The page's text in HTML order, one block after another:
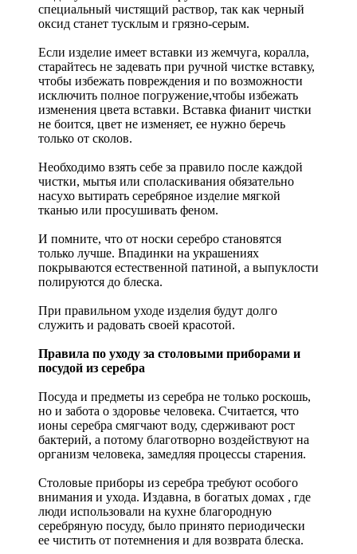
специальный чистящий раствор, так как черный
оксид станет тусклым и грязно-серым.
Если изделие имеет вставки из жемчуга, коралла,
старайтесь не задевать при ручной чистке вставку,
чтобы избежать повреждения и по возможности
исключить полное погружение,чтобы избежать
изменения цвета вставки. Вставка фианит чистки
не боится, цвет не изменяет, ее нужно беречь
только от сколов.
Необходимо взять себе за правило после каждой
чистки, мытья или споласкивания обязательно
насухо вытирать серебряное изделие мягкой
тканью или просушивать феном.
И помните, что от носки серебро становятся
только лучше. Впадинки на украшениях
покрываются естественной патиной, а выпуклости
полируются до блеска.
При правильном уходе изделия будут долго
служить и радовать своей красотой.
Правила по уходу за столовыми приборами и
посудой из серебра
Посуда и предметы из серебра не только роскошь,
но и забота о здоровье человека. Считается, что
ионы серебра смягчают воду, сдерживают рост
бактерий, а потому благотворно воздействуют на
организм человека, замедляя процессы старения.
Столовые приборы из серебра требуют особого
внимания и ухода. Издавна, в богатых домах , где
люди использовали на кухне благородную
серебряную посуду, было принято периодически
ее чистить от потемнения и для возврата блеска.